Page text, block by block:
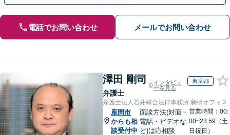
電話でお問い合わせ メールでお問い合わせ
澤田 剛司
弁護士
インタビュ
ーを見る
東京都
弁護士法人若井綜合法律事務所 新橋オフィス
座間市
からも相
談受付中
面談方法(対面・
電話・ビデオな
ど)は応相談
営業時間：00:
00~23:59（土
日祝日）